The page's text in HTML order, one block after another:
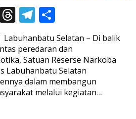
X Threads
Telegram
Labuhanbatu Selatan – Di balik
peredaran dan
Satuan Reserse Narkoba
Labuhanbatu Selatan
dalam membangun
melalui kegiatan…